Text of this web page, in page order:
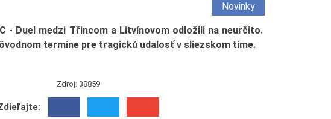
Novinky
- Duel medzi Třincom a Litvínovom odložili na neurčito.
termíne pre tragickú udalosť v sliezskom tíme.
Zdroj: 38859